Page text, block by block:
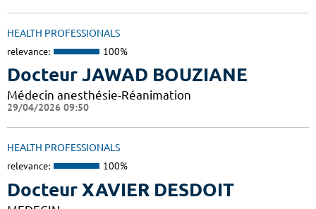
HEALTH PROFESSIONALS
relevance: 100%
Docteur JAWAD BOUZIANE
Médecin anesthésie-Réanimation
29/04/2026 09:50
HEALTH PROFESSIONALS
relevance: 100%
Docteur XAVIER DESDOIT